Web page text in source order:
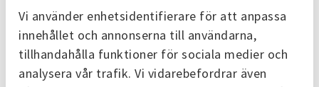
Vi använder enhetsidentifierare för att anpassa
innehållet och annonserna till användarna,
tillhandahålla funktioner för sociala medier och
analysera vår trafik. Vi vidarebefordrar även
För att använda HAN-porten i din elmätare
behöver den aktiveras av oss. Beställ aktivering via
formuläret på vår hemsida. Det är vanligt att du
behöver den vid installation av till exempel en